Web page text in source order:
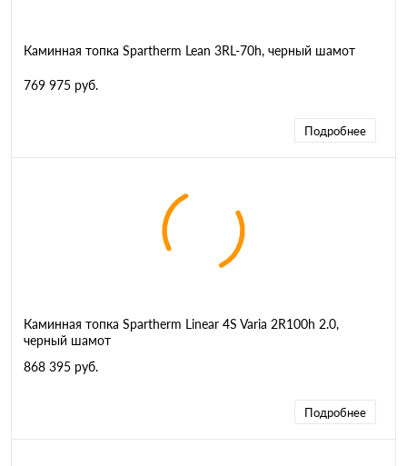
Каминная топка Spartherm Lean 3RL-70h, черный шамот
769 975 руб.
Подробнее
Каминная топка Spartherm Linear 4S Varia 2R100h 2.0,
черный шамот
868 395 руб.
Подробнее